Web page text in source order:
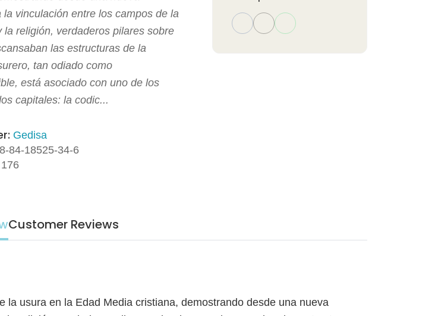
la vinculación entre los campos de la
la religión, verdaderos pilares sobre
las estructuras de la
tan odiado como
está asociado con uno de los
capitales: la codic...
Gedisa
84-18525-34-6
176
Customer Reviews
usura en la Edad Media cristiana, demostrando desde una nueva